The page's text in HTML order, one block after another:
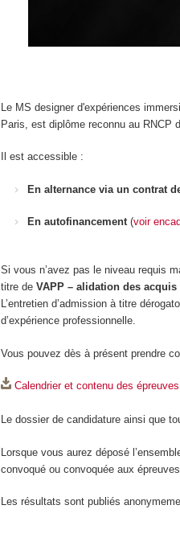
Le MS designer d'expériences
Paris, est diplôme reconnu au RNCP
Il est accessible :
En alternance via un contrat
En autofinancement (voir
Si vous n’avez pas le niveau requis
titre deVAPP – alidation des
L’entretien d’admission à titre
d’expérience professionnelle.
Vous pouvez dès à présent prendre
Calendrier et contenu des
Le dossier de candidature ainsi que
Lorsque vous aurez déposé
convoqué ou convoquée aux
Les résultats sont publiés